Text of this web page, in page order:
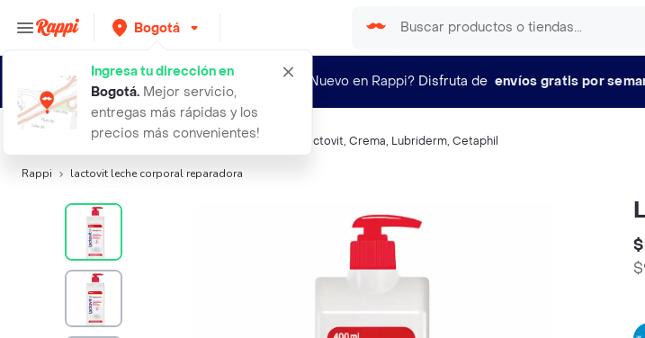
Bogotá
Ingresa tu dirección en
Bogotá. Mejor servicio,
entregas más rápidas y los
precios más convenientes!
¿Nuevo en Rappi? Disfruta de envíos gratis por
Búsquedas relacionadas:Humectantes corporales Lactovit, Crema, Lubriderm, Cetaphil
Rappi lactovit leche corporal reparadora